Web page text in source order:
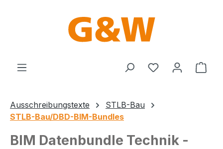
Du hast 0
Ausschreibungstexte
STLB-Bau
STLB-Bau/DBD-BIM-Bundles
BIM Datenbundle Technik -